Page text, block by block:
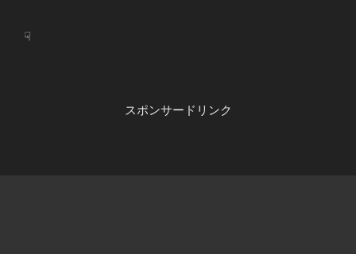
☟
スポンサードリンク